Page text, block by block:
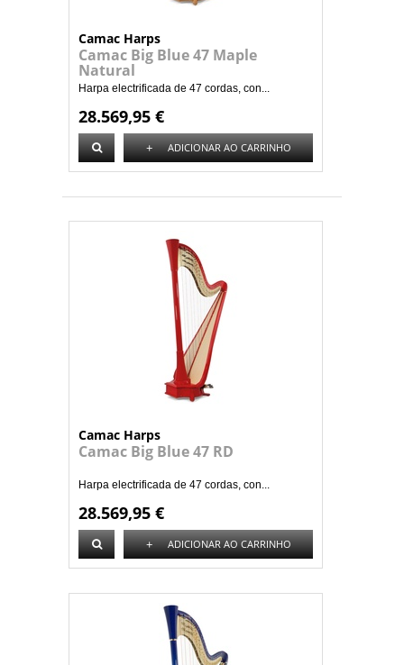
Camac Harps
Camac Big Blue 47 Maple
Natural
Harpa electrificada de 47 cordas, con...
28.569,95 €
+ ADICIONAR AO CARRINHO
Camac Harps
Camac Big Blue 47 RD
Harpa electrificada de 47 cordas, con...
28.569,95 €
+ ADICIONAR AO CARRINHO